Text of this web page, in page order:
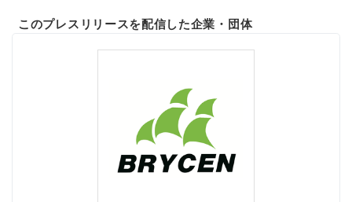
このプレスリリースを配信した企業・団体